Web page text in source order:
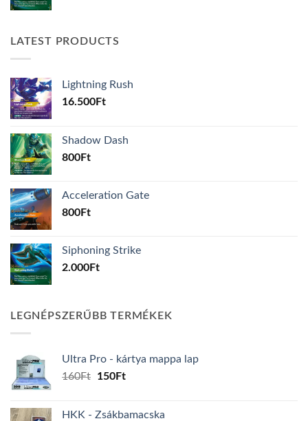
LATEST PRODUCTS
Lightning Rush
16.500Ft
Shadow Dash
800Ft
Acceleration Gate
800Ft
Siphoning Strike
2.000Ft
LEGNÉPSZERŰBB TERMÉKEK
Ultra Pro - kártya mappa lap
160Ft
Original
160Ft.
150FtCurrent
150Ft.
HKK - Zsákbamacska